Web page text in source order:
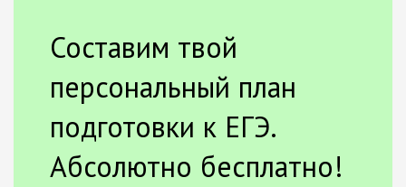
Составим твой
персональный план
подготовки к ЕГЭ.
Абсолютно бесплатно!